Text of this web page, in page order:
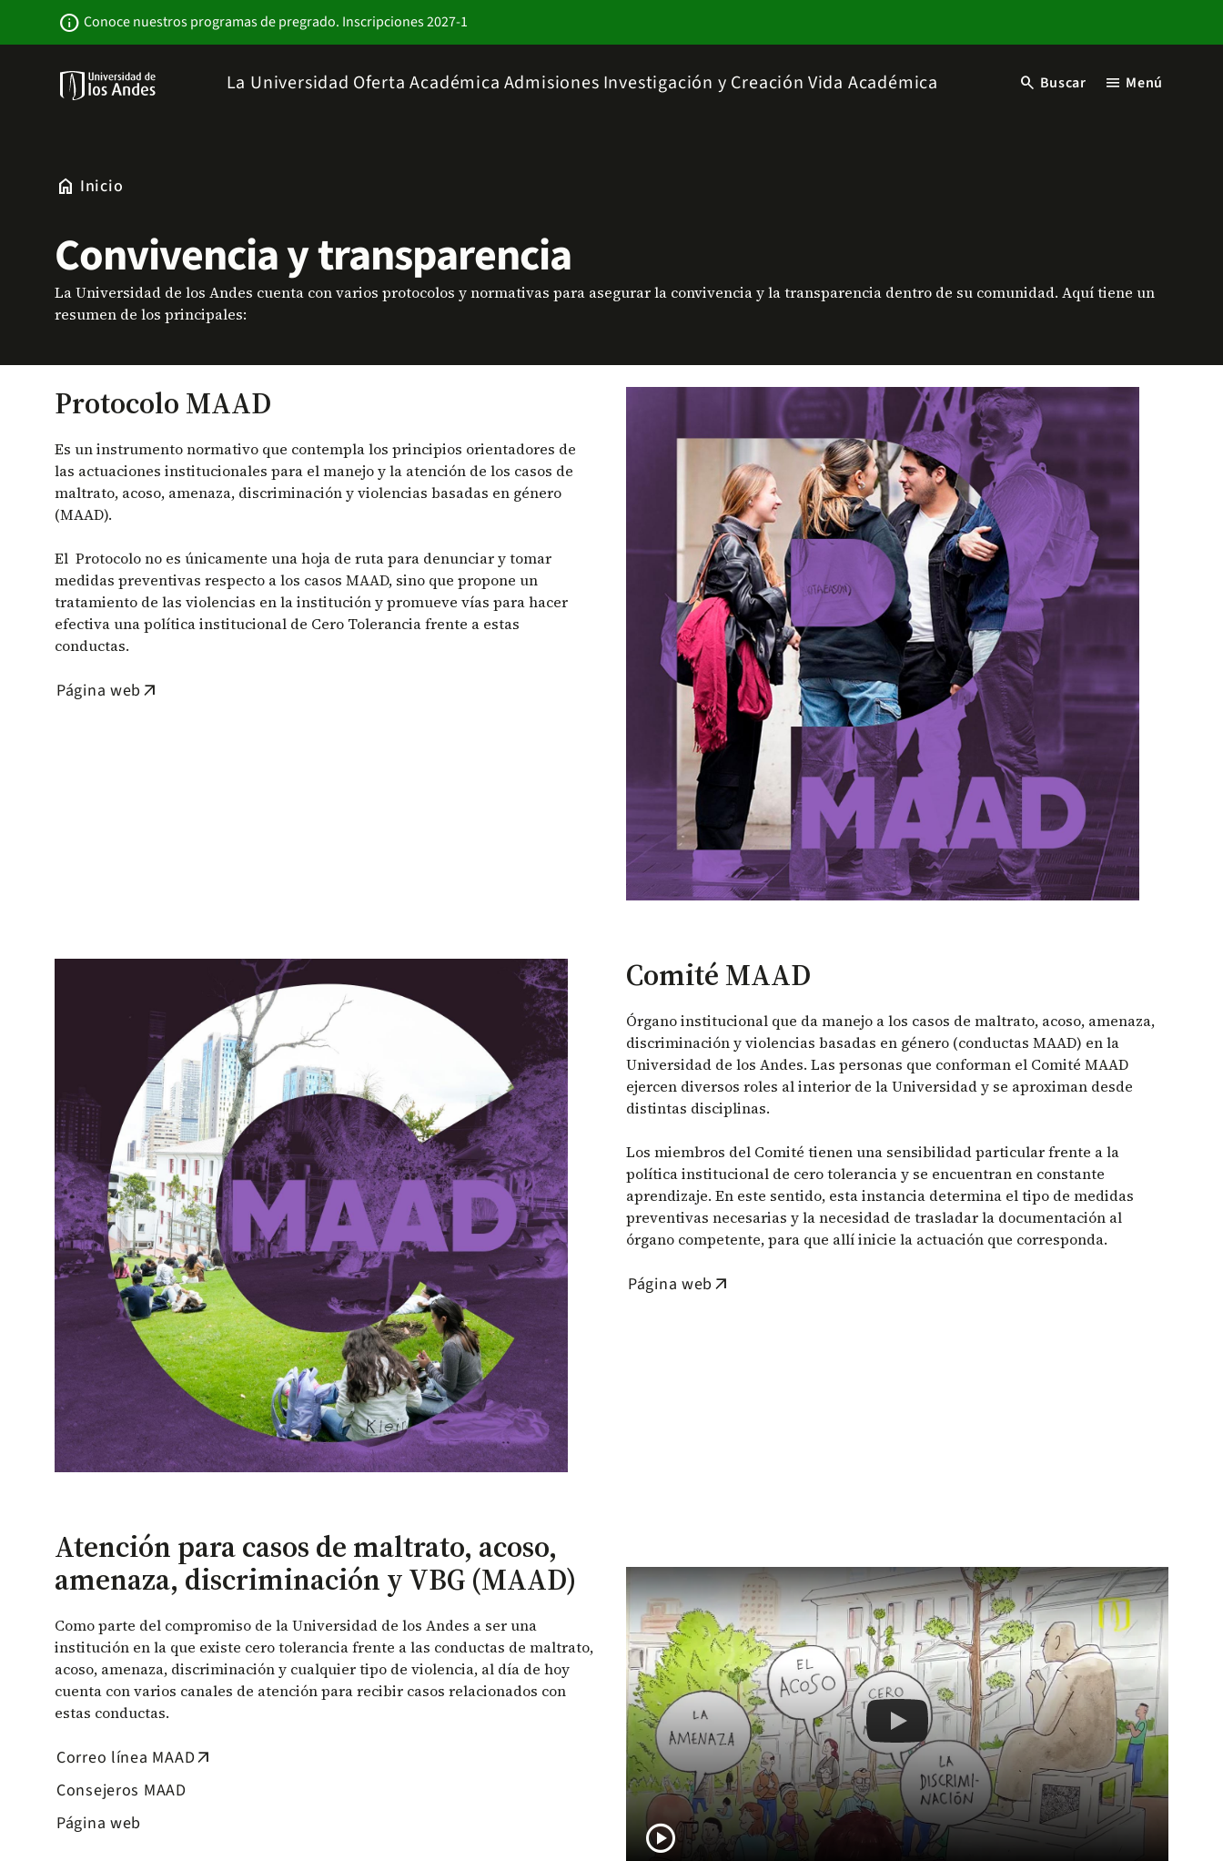
info Conoce nuestros programas de pregrado. Inscripciones 2027-1
La Universidad Oferta Académica Admisiones Investigación y Creación Vida Académica search Buscar menu Menú
home Inicio
Convivencia y transparencia
La Universidad de los Andes cuenta con varios protocolos y normativas para asegurar la convivencia y la transparencia dentro de su comunidad. Aquí tiene un
resumen de los principales:
Protocolo MAAD
Es un instrumento normativo que contempla los principios orientadores de
las actuaciones institucionales para el manejo y la atención de los casos de
maltrato, acoso, amenaza, discriminación y violencias basadas en género
(MAAD).
El Protocolo no es únicamente una hoja de ruta para denunciar y tomar
medidas preventivas respecto a los casos MAAD, sino que propone un
tratamiento de las violencias en la institución y promueve vías para hacer
efectiva una política institucional de Cero Tolerancia frente a estas
conductas.
Página webarrow_outward
Comité MAAD
Órgano institucional que da manejo a los casos de maltrato, acoso, amenaza,
discriminación y violencias basadas en género (conductas MAAD) en la
Universidad de los Andes. Las personas que conforman el Comité MAAD
ejercen diversos roles al interior de la Universidad y se aproximan desde
distintas disciplinas.
Los miembros del Comité tienen una sensibilidad particular frente a la
política institucional de cero tolerancia y se encuentran en constante
aprendizaje. En este sentido, esta instancia determina el tipo de medidas
preventivas necesarias y la necesidad de trasladar la documentación al
órgano competente, para que allí inicie la actuación que corresponda.
Página webarrow_outward
Atención para casos de maltrato, acoso,
amenaza, discriminación y VBG (MAAD)
Como parte del compromiso de la Universidad de los Andes a ser una
institución en la que existe cero tolerancia frente a las conductas de maltrato,
acoso, amenaza, discriminación y cualquier tipo de violencia, al día de hoy
cuenta con varios canales de atención para recibir casos relacionados con
estas conductas.
Correo línea MAADarrow_outward
Consejeros MAAD
Página web
Remote video URL
Protocolo MAAD para casos de Maltrato, Acoso,
play_circle